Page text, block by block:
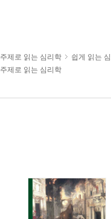
주제로 읽는 심리학
쉽게 읽는
주제로 읽는 심리학